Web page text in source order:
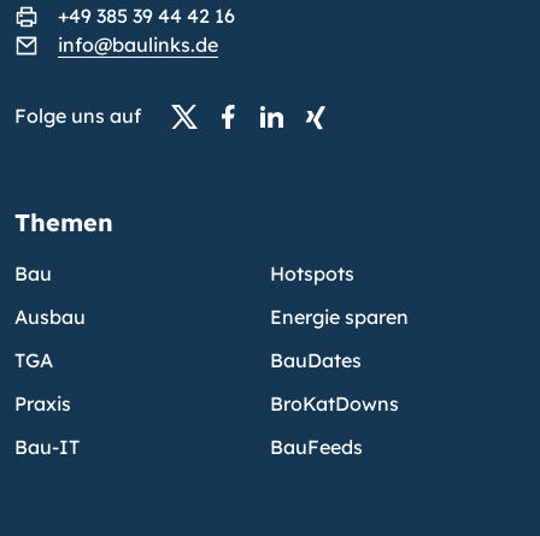
+49 385 39 44 42 16
info@baulinks.de
Folge uns auf
Themen
Bau
Ausbau
TGA
Praxis
Bau-IT
Hotspots
Energie sparen
BauDates
BroKatDowns
BauFeeds